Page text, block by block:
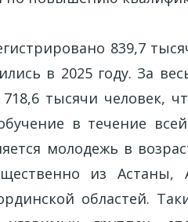
839,7
в 2025 году. За
тысячи человек,
в течение
молодежь в
из
областей.